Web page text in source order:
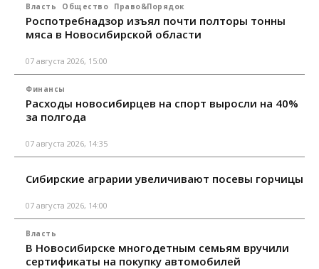
Власть Общество Право&Порядок
Роспотребнадзор изъял почти полторы тонны
мяса в Новосибирской области
07 августа 2026, 15:00
Финансы
Расходы новосибирцев на спорт выросли на 40%
за полгода
07 августа 2026, 14:35
Сибирские аграрии увеличивают посевы горчицы
07 августа 2026, 14:00
Власть
В Новосибирске многодетным семьям вручили
сертификаты на покупку автомобилей